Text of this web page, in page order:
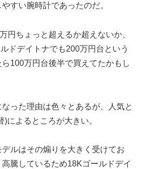
すい腕時計であったのだ。
円ちょっと超えるか超えないか、
ドデイトナでも200万円台という
100万円台後半で買えてたかもし
った理由は色々とあるが、人気と
によるところが大きい。
ルはその煽りを大きく受けてお
騰しているため18Kゴールドデイ